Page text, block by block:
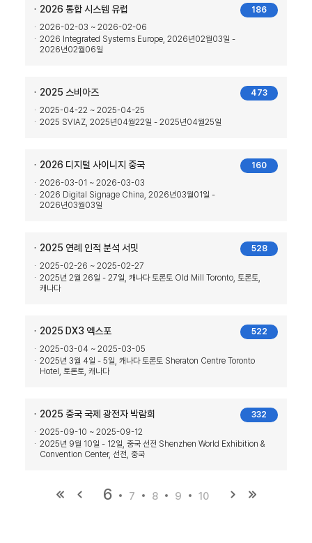
186
2026 통합 시스템 유럽
2026-02-03 ~ 2026-02-06
2026 Integrated Systems Europe, 2026년02월03일 -
2026년02월06일
473
2025 스비아즈
2025-04-22 ~ 2025-04-25
2025 SVIAZ, 2025년04월22일 - 2025년04월25일
160
2026 디지털 사이니지 중국
2026-03-01 ~ 2026-03-03
2026 Digital Signage China, 2026년03월01일 -
2026년03월03일
528
2025 연례 인적 분석 서밋
2025-02-26 ~ 2025-02-27
2025년 2월 26일 - 27일, 캐나다 토론토 Old Mill Toronto, 토론토,
캐나다
522
2025 DX3 엑스포
2025-03-04 ~ 2025-03-05
2025년 3월 4일 - 5일, 캐나다 토론토 Sheraton Centre Toronto
Hotel, 토론토, 캐나다
332
2025 중국 국제 광전자 박람회
2025-09-10 ~ 2025-09-12
2025년 9월 10일 - 12일, 중국 선전 Shenzhen World Exhibition &
Convention Center, 선전, 중국
6 7 8 9 10